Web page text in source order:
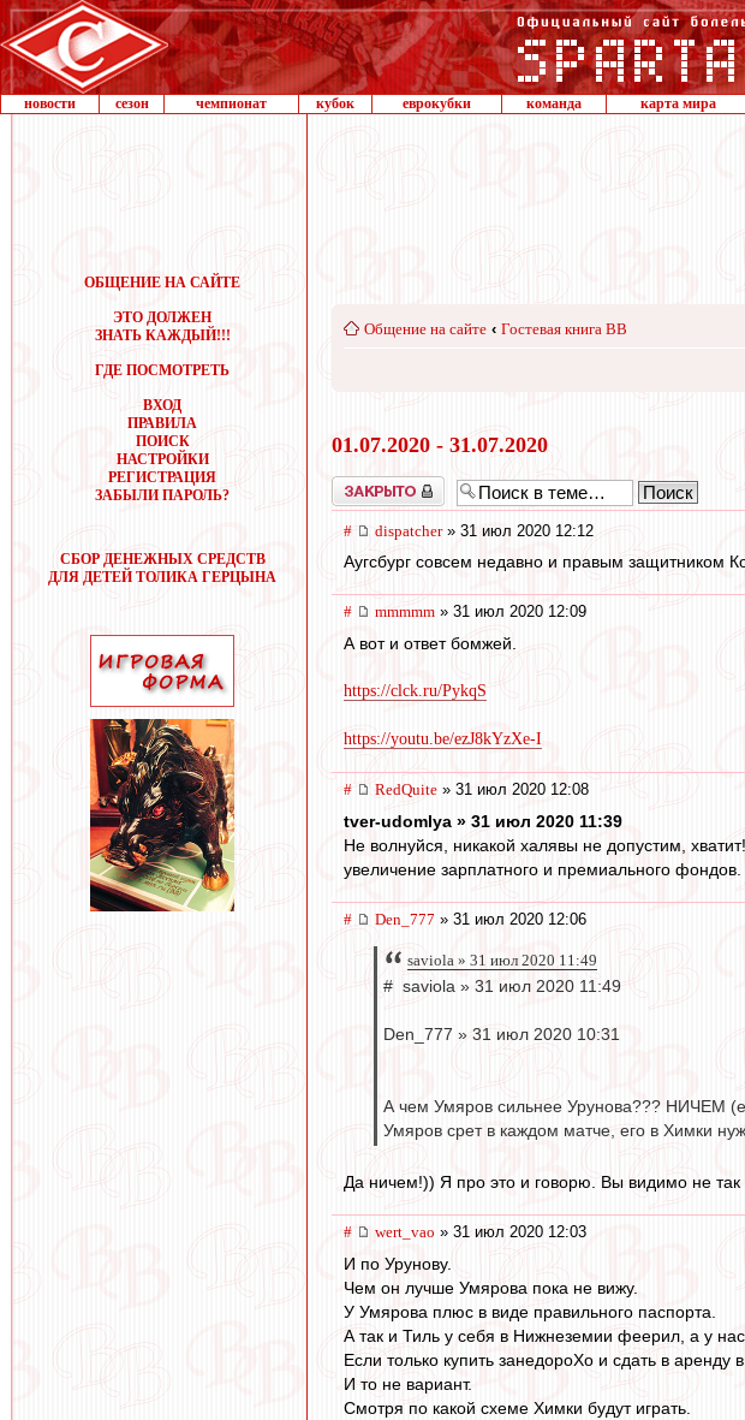
новости сезон чемпионат кубок еврокубки команда карта мира
ОБЩЕНИЕ НА САЙТЕ
ЭТО ДОЛЖЕН
ЗНАТЬ КАЖДЫЙ!!!
ГДЕ ПОСМОТРЕТЬ
ВХОД
ПРАВИЛА
ПОИСК
НАСТРОЙКИ
РЕГИСТРАЦИЯ
ЗАБЫЛИ ПАРОЛЬ?
СБОР ДЕНЕЖНЫХ СРЕДСТВ
ДЛЯ ДЕТЕЙ ТОЛИКА ГЕРЦЫНА
Общение на сайте ‹ Гостевая книга ВВ
01.07.2020 - 31.07.2020
Закрыто
# dispatcher» 31 июл 2020 12:12
Аугсбург совсем недавно и правым защитником
# mmmmm » 31 июл 2020 12:09
А вот и ответ бомжей.
https://clck.ru/PykqS
https://youtu.be/ezJ8kYzXe-I
# RedQuite » 31 июл 2020 12:08
tver-udomlya » 31 июл 2020 11:39
Не волнуйся, никакой халявы не допустим,
увеличение зарплатного и премиального
# Den_777 » 31 июл 2020 12:06
saviola » 31 июл 2020 11:49
# saviola » 31 июл 2020 11:49
Den_777 » 31 июл 2020 10:31
А чем Умяров сильнее Урунова??? НИЧЕМ
Умяров срет в каждом матче, его в Химки
Да ничем!)) Я про это и говорю. Вы видимо не так
# wert_vao » 31 июл 2020 12:03
И по Урунову.
Чем он лучше Умярова пока не вижу.
У Умярова плюс в виде правильного паспорта.
А так и Тиль у себя в Нижнеземии феерил, а у нас
Если только купить занедороХо и сдать в аренду в
И то не вариант.
Смотря по какой схеме Химки будут играть.